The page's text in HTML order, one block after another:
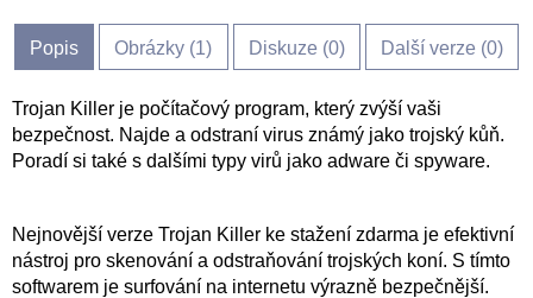
Popis Obrázky (1) Diskuze (0) Další verze (0)
Trojan Killer je počítačový program, který zvýší vaši
bezpečnost. Najde a odstraní virus známý jako trojský kůň.
Poradí si také s dalšími typy virů jako adware či spyware.
Nejnovější verze Trojan Killer ke stažení zdarma je efektivní
nástroj pro skenování a odstraňování trojských koní. S tímto
softwarem je surfování na internetu výrazně bezpečnější.